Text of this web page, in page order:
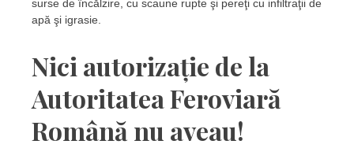
surse de încălzire, cu scaune rupte şi pereţi cu infiltraţii de
apă şi igrasie.
Nici autorizație de la
Autoritatea Feroviară
Română nu aveau!